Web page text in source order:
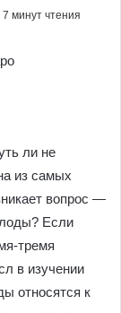
7 минут чтения
ли не
из самых
вопрос —
Если
тремя
в изучении
относятся к